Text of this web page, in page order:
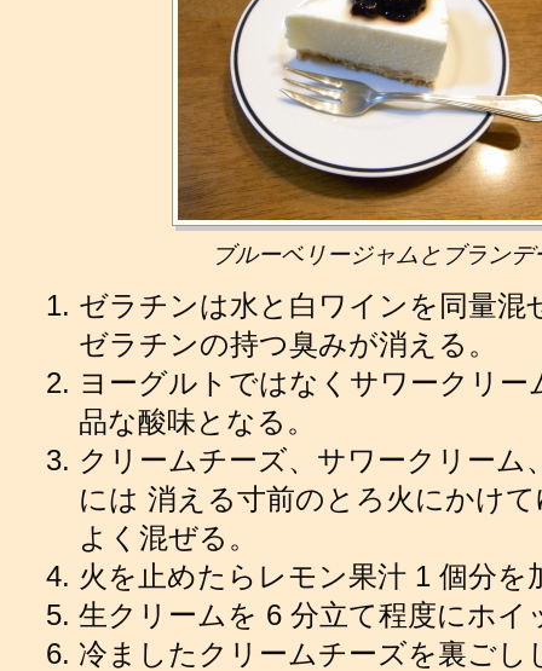
ブルーベリージャムとブラン
ゼラチンは水と白ワインを同量
ゼラチンの持つ臭みが消える。
ヨーグルトではなくサワークリ
品な酸味となる。
クリームチーズ、サワークリーム
には 消える寸前のとろ火にかけ
よく混ぜる。
火を止めたらレモン果汁 1 個分
生クリームを 6 分立て程度にホイ
冷ましたクリームチーズを裏ごし